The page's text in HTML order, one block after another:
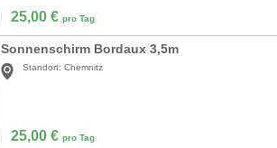
25,00 € pro Tag
Sonnenschirm Bordaux 3,5m
Standort: Chemnitz
25,00 € pro Tag